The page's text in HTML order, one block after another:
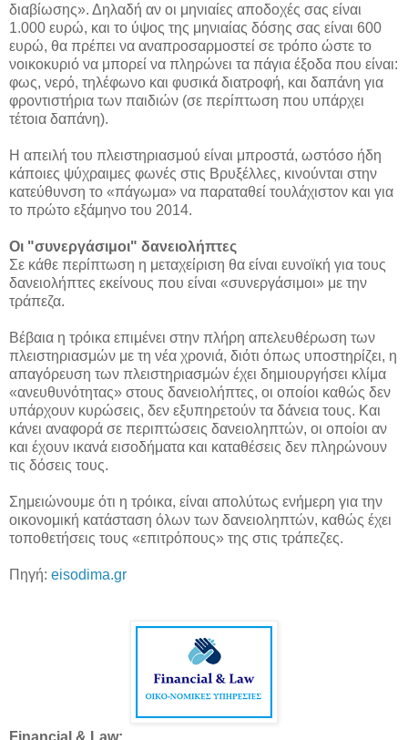
διαβίωσης». Δηλαδή αν οι μηνιαίες αποδοχές σας είναι
1.000 ευρώ, και το ύψος της μηνιαίας δόσης σας είναι 600
ευρώ, θα πρέπει να αναπροσαρμοστεί σε τρόπο ώστε το
νοικοκυριό να μπορεί να πληρώνει τα πάγια έξοδα που είναι:
φως, νερό, τηλέφωνο και φυσικά διατροφή, και δαπάνη για
φροντιστήρια των παιδιών (σε περίπτωση που υπάρχει
τέτοια δαπάνη).
Η απειλή του πλειστηριασμού είναι μπροστά, ωστόσο ήδη
κάποιες ψύχραιμες φωνές στις Βρυξέλλες, κινούνται στην
κατεύθυνση το «πάγωμα» να παραταθεί τουλάχιστον και για
το πρώτο εξάμηνο του 2014.
Οι "συνεργάσιμοι" δανειολήπτες
Σε κάθε περίπτωση η μεταχείριση θα είναι ευνοϊκή για τους
δανειολήπτες εκείνους που είναι «συνεργάσιμοι» με την
τράπεζα.
Βέβαια η τρόικα επιμένει στην πλήρη απελευθέρωση των
πλειστηριασμών με τη νέα χρονιά, διότι όπως υποστηρίζει, η
απαγόρευση των πλειστηριασμών έχει δημιουργήσει κλίμα
«ανευθυνότητας» στους δανειολήπτες, οι οποίοι καθώς δεν
υπάρχουν κυρώσεις, δεν εξυπηρετούν τα δάνεια τους. Και
κάνει αναφορά σε περιπτώσεις δανειοληπτών, οι οποίοι αν
και έχουν ικανά εισοδήματα και καταθέσεις δεν πληρώνουν
τις δόσεις τους.
Σημειώνουμε ότι η τρόικα, είναι απολύτως ενήμερη για την
οικονομική κατάσταση όλων των δανειοληπτών, καθώς έχει
τοποθετήσεις τους «επιτρόπους» της στις τράπεζες.
Πηγή: eisodima.gr
Financial & Law: